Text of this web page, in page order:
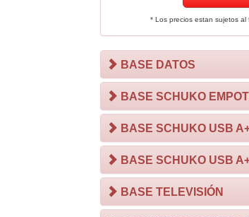
* Los precios estan sujetos al
BASE DATOS
BASE SCHUKO
BASE SCHUKO USB
BASE SCHUKO USB
BASE TELEVISIÓN